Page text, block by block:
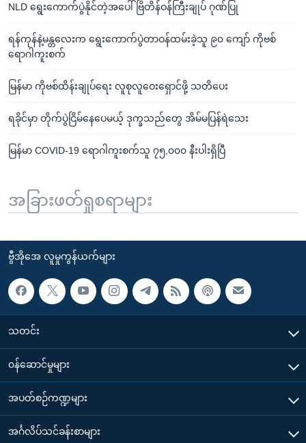
NLD ရွေးကောက်ပွဲနိုင်တဲ့အပေါ် ဗြိတိန်ဝန်ကြီးချုပ် ဂုဏ်ပြု
ရန်ကုန်နဲ့မန္တလေးက ရွေးကောက်ပွဲတာဝန်ထမ်းခဲ့သူ ၉၀ ကျော် ကိုဗစ်
ရောဂါကူးစက်
မြန်မာ ကိုဗစ်ထိန်းချုပ်ရေး လူစုလူဝေးရှောင်ဖို့ သတိပေး
ရခိုင်မှာ တိုက်ပွဲငြိမ်နေပေမယ့် ဒုက္ခသည်တွေ အိမ်မပြန်ရဲသေး
မြန်မာ COVID-19 ရောဂါကူးစက်သူ ၇၅,၀၀၀ နီးပါးရှိပြီ
အခြားဖတ်ရှုစရာများ
ဗွီအိုအေ လူမှုကွန်ယက်များ
သတင်း
၀န်ဆောင်မှုများ
အပတ်စဉ်ကဏ္ဍများ
အင်္ဂလိပ်သင်ခန်းစာများ